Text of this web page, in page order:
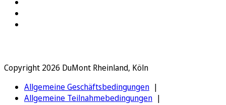
Copyright 2026 DuMont Rheinland, Köln
Allgemeine Geschäftsbedingungen
Allgemeine Teilnahmebedingungen